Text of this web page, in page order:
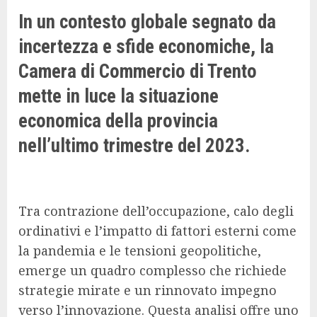
In un contesto globale segnato da
incertezza e sfide economiche, la
Camera di Commercio di Trento
mette in luce la situazione
economica della provincia
nell’ultimo trimestre del 2023.
Tra contrazione dell’occupazione, calo degli
ordinativi e l’impatto di fattori esterni come
la pandemia e le tensioni geopolitiche,
emerge un quadro complesso che richiede
strategie mirate e un rinnovato impegno
verso l’innovazione. Questa analisi offre uno